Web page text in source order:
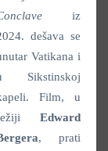
iz
dešava se
Vatikana i
Sikstinskoj
Film, u
Edward
, prati